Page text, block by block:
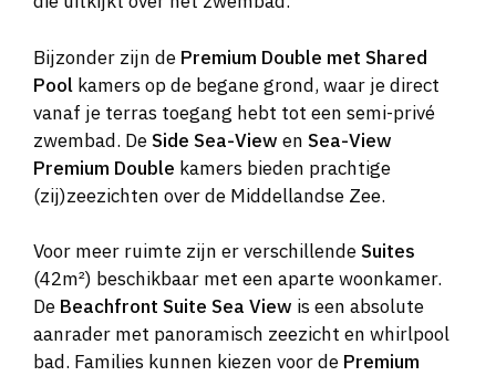
Bijzonder zijn de Premium Double met Shared
Pool kamers op de begane grond, waar je direct
vanaf je terras toegang hebt tot een semi-privé
zwembad. DeSide Sea-View en Sea-View
Premium Double kamers bieden prachtige
(zij)zeezichten over de Middellandse Zee.
Voor meer ruimte zijn er verschillendeSuites
(42m²) beschikbaar met een aparte woonkamer.
De Beachfront Suite Sea View is een absolute
aanrader met panoramisch zeezicht en whirlpool
bad. Families kunnen kiezen voor de Premium